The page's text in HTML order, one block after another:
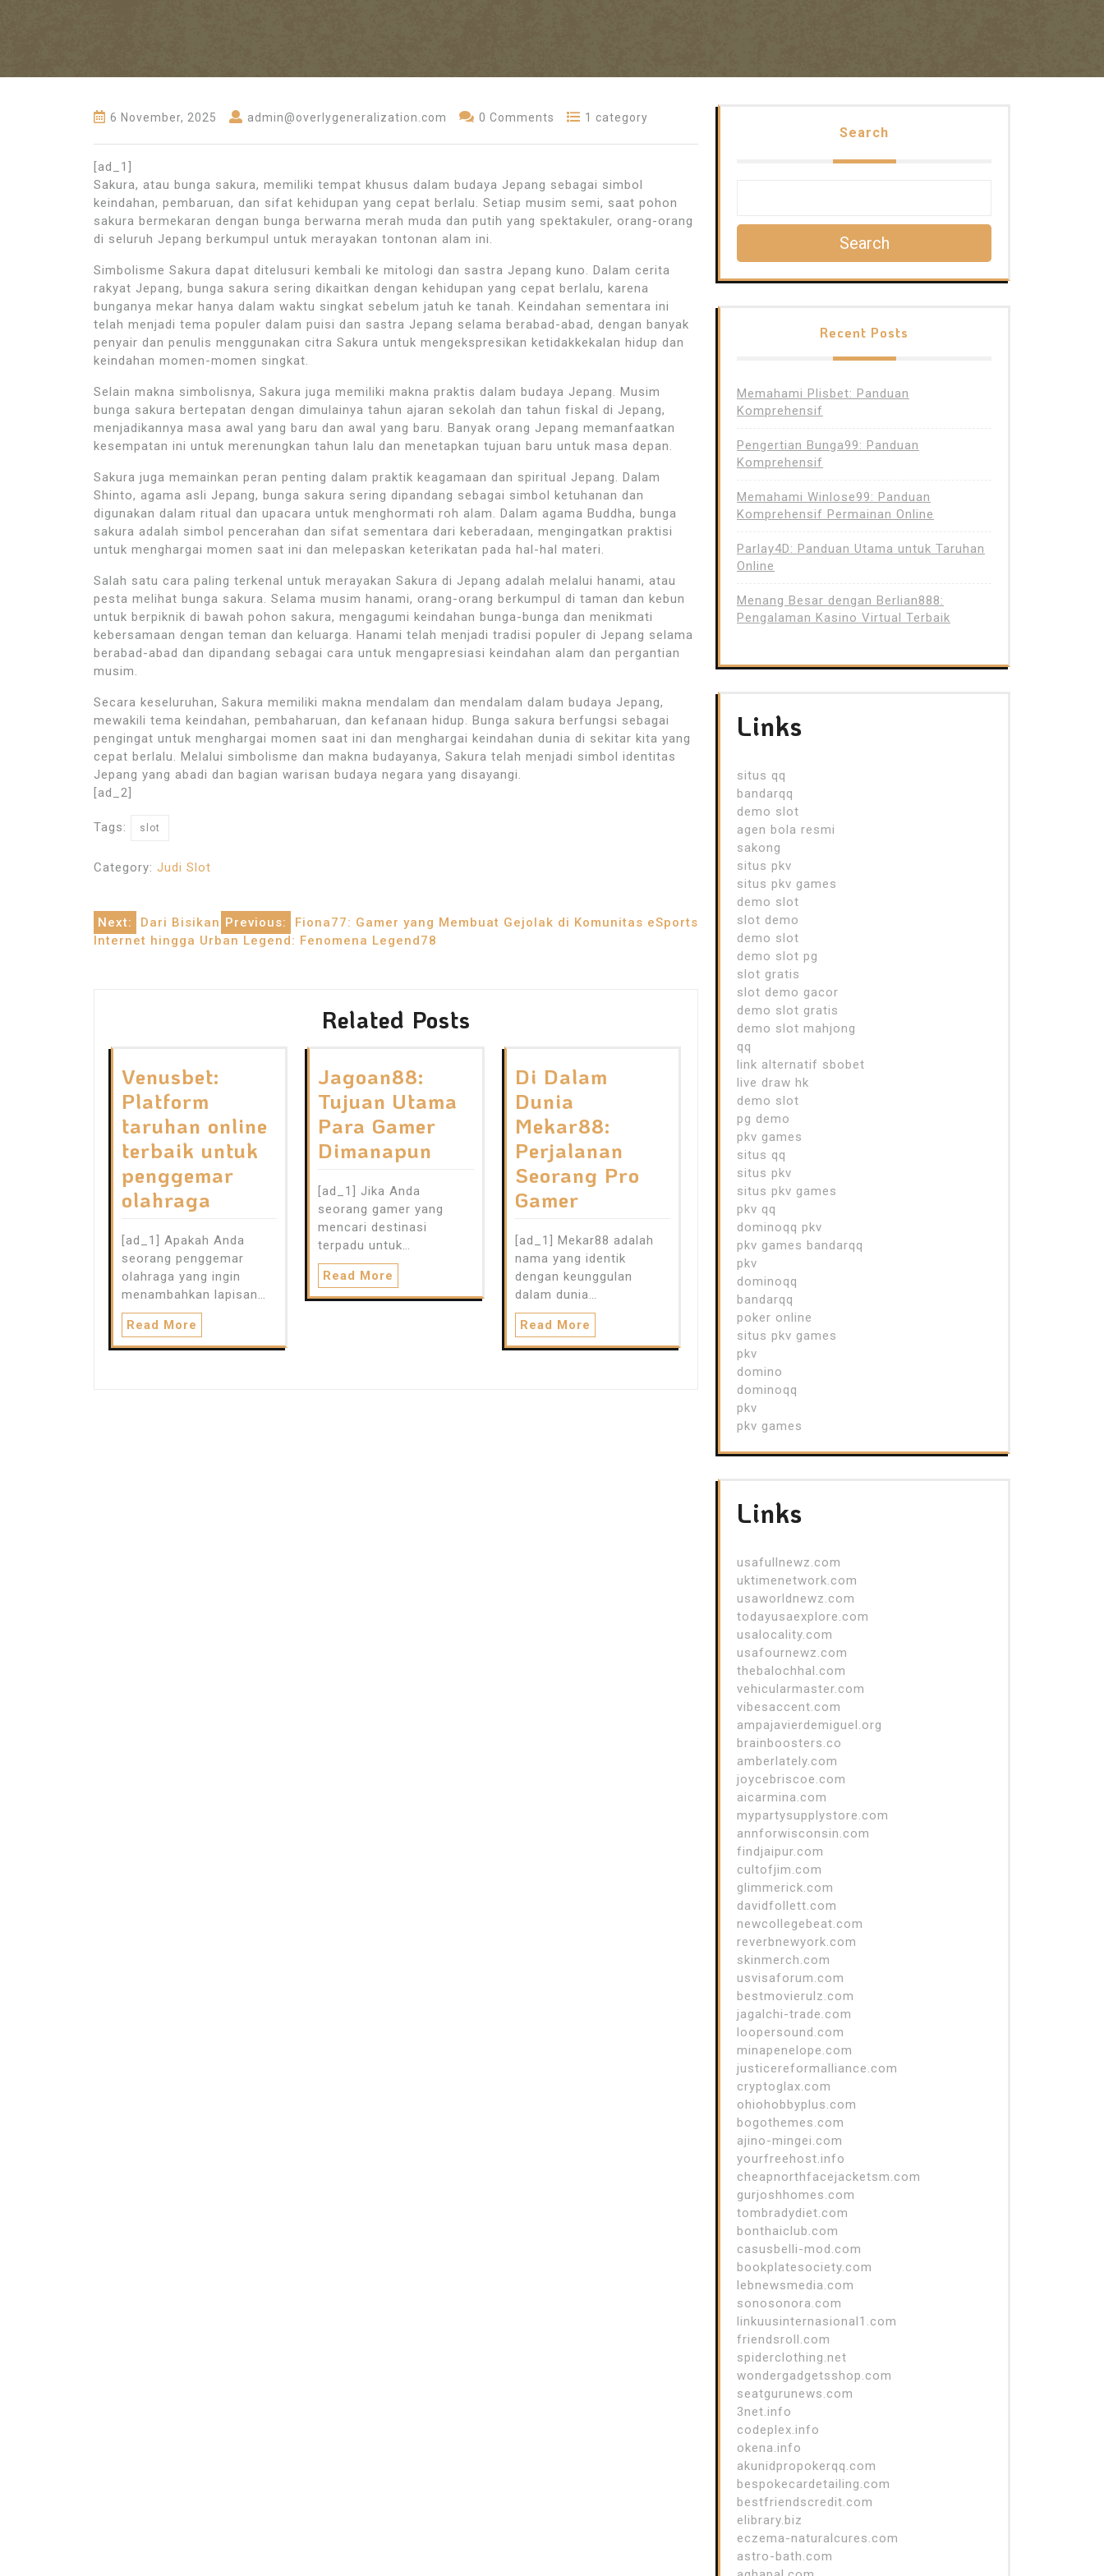
6 November, 2025 admin@overlygeneralization.com 0 Comments 1 category
[ad_1]
Sakura, atau bunga sakura, memiliki tempat khusus dalam budaya Jepang sebagai simbol
keindahan, pembaruan, dan sifat kehidupan yang cepat berlalu. Setiap musim semi, saat pohon
sakura bermekaran dengan bunga berwarna merah muda dan putih yang spektakuler, orang-orang
di seluruh Jepang berkumpul untuk merayakan tontonan alam ini.
Simbolisme Sakura dapat ditelusuri kembali ke mitologi dan sastra Jepang kuno. Dalam cerita
rakyat Jepang, bunga sakura sering dikaitkan dengan kehidupan yang cepat berlalu, karena
bunganya mekar hanya dalam waktu singkat sebelum jatuh ke tanah. Keindahan sementara ini
telah menjadi tema populer dalam puisi dan sastra Jepang selama berabad-abad, dengan banyak
penyair dan penulis menggunakan citra Sakura untuk mengekspresikan ketidakkekalan hidup dan
keindahan momen-momen singkat.
Selain makna simbolisnya, Sakura juga memiliki makna praktis dalam budaya Jepang. Musim
bunga sakura bertepatan dengan dimulainya tahun ajaran sekolah dan tahun fiskal di Jepang,
menjadikannya masa awal yang baru dan awal yang baru. Banyak orang Jepang memanfaatkan
kesempatan ini untuk merenungkan tahun lalu dan menetapkan tujuan baru untuk masa depan.
Sakura juga memainkan peran penting dalam praktik keagamaan dan spiritual Jepang. Dalam
Shinto, agama asli Jepang, bunga sakura sering dipandang sebagai simbol ketuhanan dan
digunakan dalam ritual dan upacara untuk menghormati roh alam. Dalam agama Buddha, bunga
sakura adalah simbol pencerahan dan sifat sementara dari keberadaan, mengingatkan praktisi
untuk menghargai momen saat ini dan melepaskan keterikatan pada hal-hal materi.
Salah satu cara paling terkenal untuk merayakan Sakura di Jepang adalah melalui hanami, atau
pesta melihat bunga sakura. Selama musim hanami, orang-orang berkumpul di taman dan kebun
untuk berpiknik di bawah pohon sakura, mengagumi keindahan bunga-bunga dan menikmati
kebersamaan dengan teman dan keluarga. Hanami telah menjadi tradisi populer di Jepang selama
berabad-abad dan dipandang sebagai cara untuk mengapresiasi keindahan alam dan pergantian
musim.
Secara keseluruhan, Sakura memiliki makna mendalam dan mendalam dalam budaya Jepang,
mewakili tema keindahan, pembaharuan, dan kefanaan hidup. Bunga sakura berfungsi sebagai
pengingat untuk menghargai momen saat ini dan menghargai keindahan dunia di sekitar kita yang
cepat berlalu. Melalui simbolisme dan makna budayanya, Sakura telah menjadi simbol identitas
Jepang yang abadi dan bagian warisan budaya negara yang disayangi.
[ad_2]
Tags: slot
Category: Judi Slot
Post
Previous: Fiona77: Gamer yang Membuat Gejolak di Komunitas eSports
Next:
Dari Bisikan
Internet hingga Urban Legend: Fenomena Legend78
Related Posts
Venusbet:
Platform
taruhan online
terbaik untuk
penggemar
olahraga
[ad_1] Apakah Anda
seorang penggemar
olahraga yang ingin
menambahkan lapisan…
Read More
Jagoan88:
Tujuan Utama
Para Gamer
Dimanapun
[ad_1] Jika Anda
seorang gamer yang
mencari destinasi
terpadu untuk…
Read More
Di Dalam
Dunia
Mekar88:
Perjalanan
Seorang Pro
Gamer
[ad_1] Mekar88 adalah
nama yang identik
dengan keunggulan
dalam dunia…
Read More
Search
Search
Recent Posts
Memahami Plisbet: Panduan
Komprehensif
Pengertian Bunga99: Panduan
Komprehensif
Memahami Winlose99: Panduan
Komprehensif Permainan Online
Parlay4D: Panduan Utama untuk Taruhan
Online
Menang Besar dengan Berlian888:
Pengalaman Kasino Virtual Terbaik
Links
situs qq
bandarqq
demo slot
agen bola resmi
sakong
situs pkv
situs pkv games
demo slot
slot demo
demo slot
demo slot pg
slot gratis
slot demo gacor
demo slot gratis
demo slot mahjong
qq
link alternatif sbobet
live draw hk
demo slot
pg demo
pkv games
situs qq
situs pkv
situs pkv games
pkv qq
dominoqq pkv
pkv games bandarqq
pkv
dominoqq
bandarqq
poker online
situs pkv games
pkv
domino
dominoqq
pkv
pkv games
Links
usafullnewz.com
uktimenetwork.com
usaworldnewz.com
todayusaexplore.com
usalocality.com
usafournewz.com
thebalochhal.com
vehicularmaster.com
vibesaccent.com
ampajavierdemiguel.org
brainboosters.co
amberlately.com
joycebriscoe.com
aicarmina.com
mypartysupplystore.com
annforwisconsin.com
findjaipur.com
cultofjim.com
glimmerick.com
davidfollett.com
newcollegebeat.com
reverbnewyork.com
skinmerch.com
usvisaforum.com
bestmovierulz.com
jagalchi-trade.com
loopersound.com
minapenelope.com
justicereformalliance.com
cryptoglax.com
ohiohobbyplus.com
bogothemes.com
ajino-mingei.com
yourfreehost.info
cheapnorthfacejacketsm.com
gurjoshhomes.com
tombradydiet.com
bonthaiclub.com
casusbelli-mod.com
bookplatesociety.com
lebnewsmedia.com
sonosonora.com
linkuusinternasional1.com
friendsroll.com
spiderclothing.net
wondergadgetsshop.com
seatgurunews.com
3net.info
codeplex.info
okena.info
akunidpropokerqq.com
bespokecardetailing.com
bestfriendscredit.com
elibrary.biz
eczema-naturalcures.com
astro-bath.com